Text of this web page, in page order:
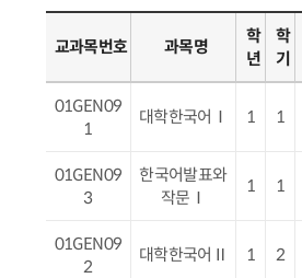
교과목번호 과목명
학
년
학
기
01GEN09
1
대학한국어Ⅰ 1 1
01GEN09
3
한국어발표와
작문Ⅰ
1 1
01GEN09
2
대학한국어Ⅱ 1 2